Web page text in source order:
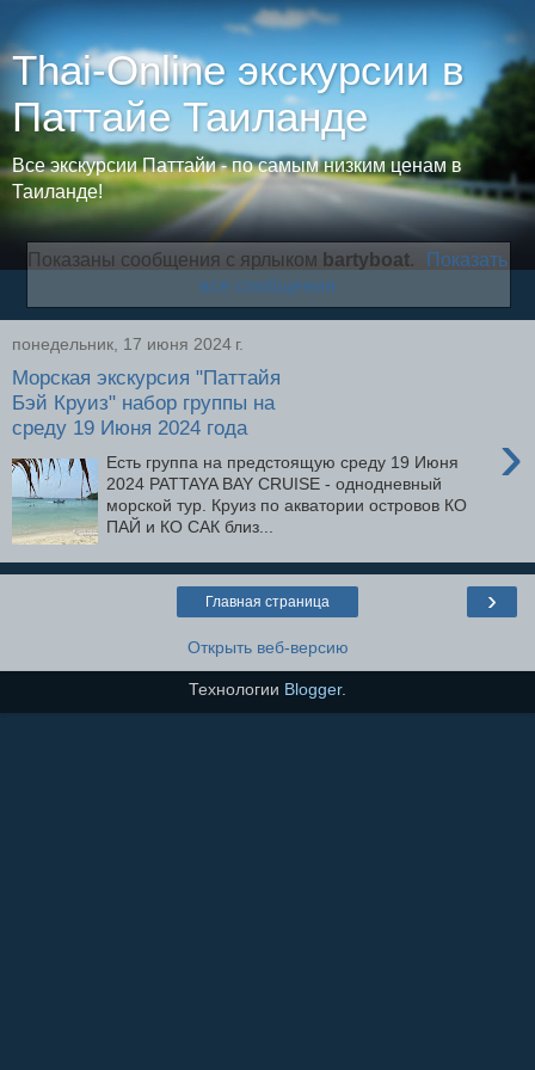
Thai-Online экскурсии в
Паттайе Таиланде
Все экскурсии Паттайи - по самым низким ценам в
Таиланде!
Показаны сообщения с ярлыком bartyboat.
Показать
все сообщения
понедельник, 17 июня 2024 г.
Морская экскурсия "Паттайя
Бэй Круиз" набор группы на
среду 19 Июня 2024 года
›
Есть группа на предстоящую среду 19 Июня
2024 PATTAYA BAY CRUISE - однодневный
морской тур. Круиз по акватории островов КО
ПАЙ и КО САК близ...
›
Главная страница
Открыть веб-версию
Технологии Blogger.